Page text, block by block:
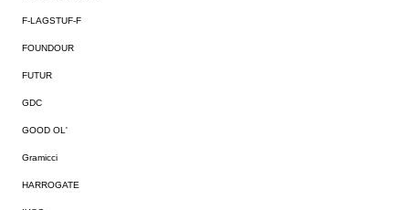
F-LAGSTUF-F
FOUNDOUR
FUTUR
GDC
GOOD OL'
Gramicci
HARROGATE